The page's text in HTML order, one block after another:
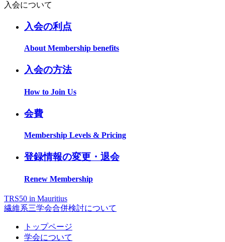
入会について
入会の利点
About Membership benefits
入会の方法
How to Join Us
会費
Membership Levels & Pricing
登録情報の変更・退会
Renew Membership
TRS50 in Mauritius
繊維系三学会合併検討について
トップページ
学会について